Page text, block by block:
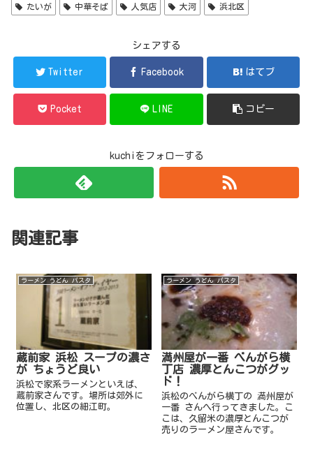
たいが 中華そば 人気店 大河 浜北区
シェアする
Twitter Facebook はてブ
Pocket LINE コピー
kuchiをフォローする
関連記事
ラーメン うどん パスタ
蔵前家 浜松 スープの濃さ
が ちょうど良い
浜松で家系ラーメンといえば、
蔵前家さんです。場所は郊外に
位置し、北区の細江町。
ラーメン うどん パスタ
満州屋が一番 べんがら横
丁店 濃厚とんこつがグッ
ド！
浜松のべんがら横丁の 満州屋が
一番 さんへ行ってきました。こ
こは、久留米の濃厚とんこつが
売りのラーメン屋さんです。